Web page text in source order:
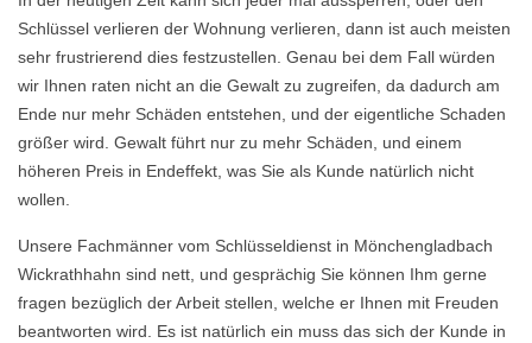
Schlüssel verlieren der Wohnung verlieren, dann ist auch meisten
sehr frustrierend dies festzustellen. Genau bei dem Fall würden
wir Ihnen raten nicht an die Gewalt zu zugreifen, da dadurch am
Ende nur mehr Schäden entstehen, und der eigentliche Schaden
größer wird. Gewalt führt nur zu mehr Schäden, und einem
höheren Preis in Endeffekt, was Sie als Kunde natürlich nicht
wollen.
Unsere Fachmänner vom Schlüsseldienst in Mönchengladbach
Wickrathhahn sind nett, und gesprächig Sie können Ihm gerne
fragen bezüglich der Arbeit stellen, welche er Ihnen mit Freuden
beantworten wird. Es ist natürlich ein muss das sich der Kunde in